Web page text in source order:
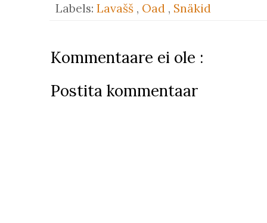
Labels: Lavašš , Oad , Snäkid
Kommentaare ei ole :
Postita kommentaar